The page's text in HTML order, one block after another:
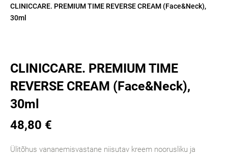
CLINICCARE. PREMIUM TIME REVERSE CREAM (Face&Neck),
30ml
CLINICCARE. PREMIUM TIME
REVERSE CREAM (Face&Neck),
30ml
48,80 €
Ülitõhus vananemisvastane niisutav kreem noorusliku ja